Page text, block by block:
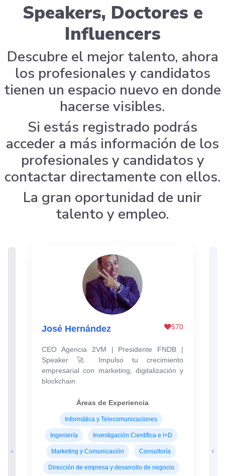
Speakers, Doctores e
Influencers
Descubre el mejor talento, ahora
los profesionales y candidatos
tienen un espacio nuevo en donde
hacerse visibles.
Si estás registrado podrás
acceder a más información de los
profesionales y candidatos y
contactar directamente con ellos.
La gran oportunidad de unir
talento y empleo.
José Hernández 570
CEO Agencia 2VM | Presidente FNDB |
Speaker 🚀 Impulso tu crecimiento
empresarial con marketing, digitalización y
blockchain.
Áreas de Experiencia
Informática y Telecomunicaciones
Ingeniería Investigación Científica e I+D
Marketing y Comunicación Consultoría
Dirección de empresa y desarrollo de negocio